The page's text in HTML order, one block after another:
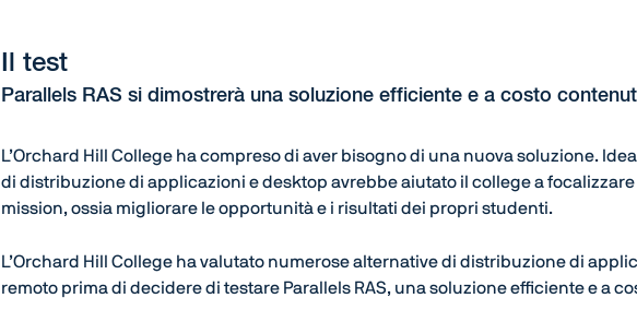
Il test
Parallels RAS si dimostrerà una soluzione efficiente e a costo
L’Orchard Hill College ha compreso di aver bisogno di una nuova soluzione.
di distribuzione di applicazioni e desktop avrebbe aiutato il college a
mission, ossia migliorare le opportunità e i risultati dei propri studenti.
L’Orchard Hill College ha valutato numerose alternative di distribuzione di
remoto prima di decidere di testare Parallels RAS, una soluzione efficiente e a